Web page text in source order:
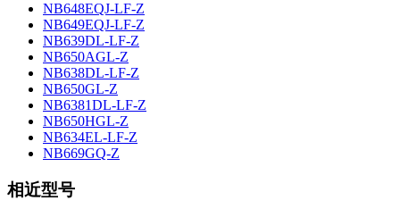
NB648EQJ-LF-Z
NB649EQJ-LF-Z
NB639DL-LF-Z
NB650AGL-Z
NB638DL-LF-Z
NB650GL-Z
NB6381DL-LF-Z
NB650HGL-Z
NB634EL-LF-Z
NB669GQ-Z
相近型号